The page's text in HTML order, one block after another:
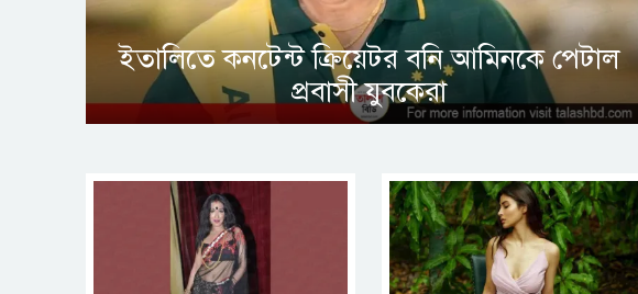
ইতালিতে কনটেন্ট ক্রিয়েটর বনি আমিনকে পেটাল
প্রবাসী যুবকেরা